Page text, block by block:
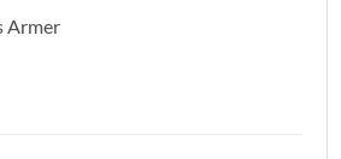
Armer